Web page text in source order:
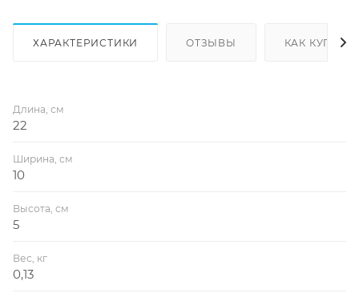
ХАРАКТЕРИСТИКИ ОТЗЫВЫ КАК КУПИТЬ
Длина, см
22
Ширина, см
10
Высота, см
5
Вес, кг
0,13